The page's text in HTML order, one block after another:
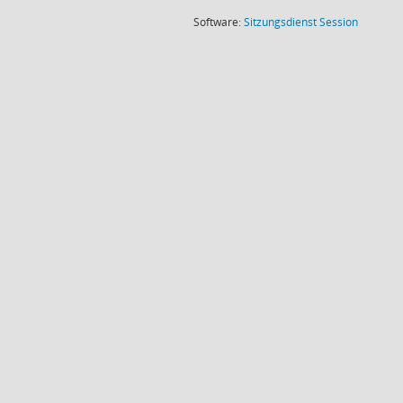
Software:SitzungsdienstSession(Wird in